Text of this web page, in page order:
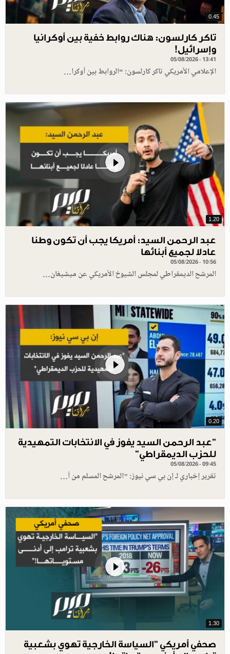
0.45
تاكر كارلسون: هناك روابط خفية بين أوكرانيا
وإسرائيل!
05/08/2026 - 13:41
الإعلامي الأمريكي تاكر كارلسون: “الروابط بين أوكرا…
1.20
عبد الرحمن السيد: أمريكا يجب أن تكون وطنا
عادلا لجميع أبنائها
05/08/2026 - 10:56
المرشح الديمقراطي لمجلس الشيوخ الأمريكي عن ميشيغان…
0.20
"عبد الرحمن السيد يفوز في الانتخابات التمهيدية
للحزب الديمقراطي"
05/08/2026 - 09:45
تقرير إخباري لـ إن بي سي نيوز: "المرشح المسلم من أ…
1.30
صحفي أمريكي "السياسة الخارجية تهوي بشعبية